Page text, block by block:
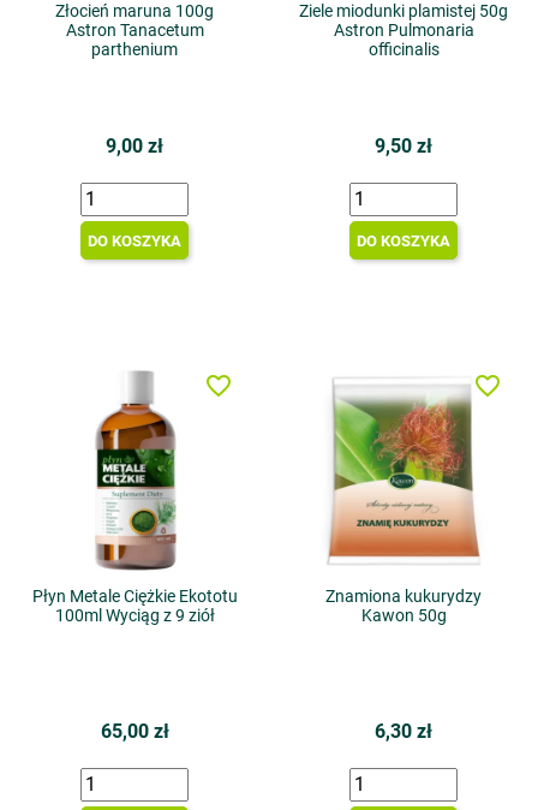
Złocień maruna 100g
Astron Tanacetum
parthenium
9,00 zł
DO KOSZYKA
Ziele miodunki plamistej 50g
Astron Pulmonaria
officinalis
9,50 zł
DO KOSZYKA
Płyn Metale Ciężkie Ekototu
100ml Wyciąg z 9 ziół
65,00 zł
favorite_border
Znamiona kukurydzy
Kawon 50g
6,30 zł
favorite_border